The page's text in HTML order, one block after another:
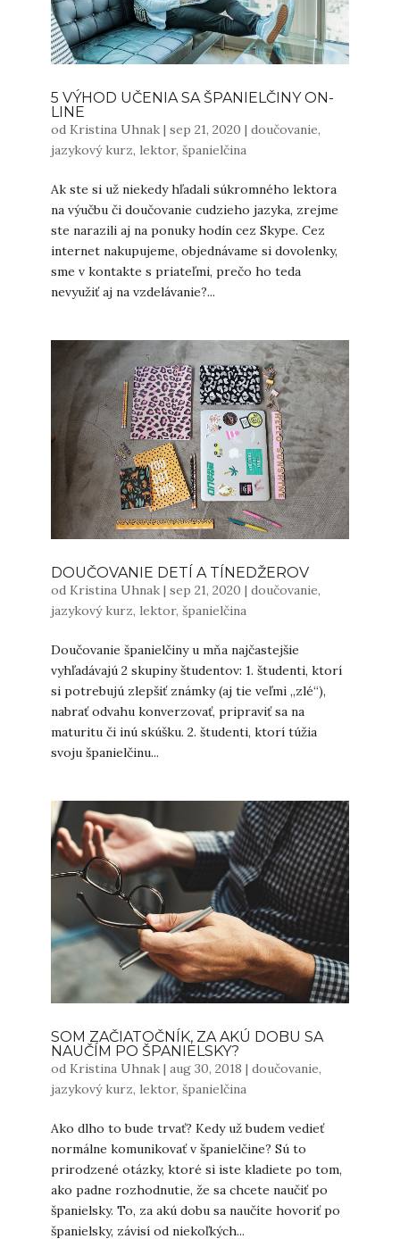
5 VÝHOD UČENIA SA ŠPANIELČINY ON-
LINE
od Kristina Uhnak| sep 21, 2020 | doučovanie,
jazykový kurz, lektor, španielčina
Ak ste si už niekedy hľadali súkromného lektora
na výučbu či doučovanie cudzieho jazyka, zrejme
ste narazili aj na ponuky hodín cez Skype. Cez
internet nakupujeme, objednávame si dovolenky,
sme v kontakte s priateľmi, prečo ho teda
nevyužiť aj na vzdelávanie?...
DOUČOVANIE DETÍ A TÍNEDŽEROV
od Kristina Uhnak| sep 21, 2020 | doučovanie,
jazykový kurz, lektor, španielčina
Doučovanie španielčiny u mňa najčastejšie
vyhľadávajú 2 skupiny študentov: 1. študenti, ktorí
si potrebujú zlepšiť známky (aj tie veľmi „zlé“),
nabrať odvahu konverzovať, pripraviť sa na
maturitu či inú skúšku. 2. študenti, ktorí túžia
svoju španielčinu...
SOM ZAČIATOČNÍK, ZA AKÚ DOBU SA
NAUČÍM PO ŠPANIELSKY?
od Kristina Uhnak| aug 30, 2018 | doučovanie,
jazykový kurz, lektor, španielčina
Ako dlho to bude trvať? Kedy už budem vedieť
normálne komunikovať v španielčine? Sú to
prirodzené otázky, ktoré si iste kladiete po tom,
ako padne rozhodnutie, že sa chcete naučiť po
španielsky. To, za akú dobu sa naučíte hovoriť po
španielsky, závisí od niekoľkých...